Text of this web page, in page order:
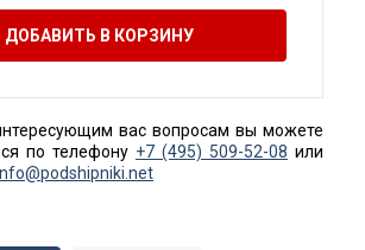
ДОБАВИТЬ В КОРЗИНУ
вас вопросам вы можете
по телефону +7 (495) 509-52-08 или